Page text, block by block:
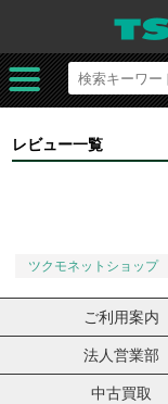
レビュー一覧
ツクモネットショップ
ご利用案内
法人営業部
中古買取